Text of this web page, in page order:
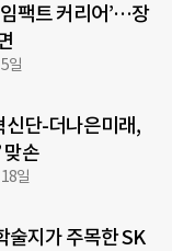
팩트 커리어’…장
일
신단-더나은미래,
맞손
일
술지가 주목한 SK